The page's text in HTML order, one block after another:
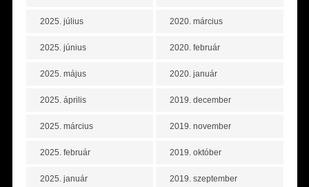
2025. július
2025. június
2025. május
2025. április
2025. március
2025. február
2025. január
2020. március
2020. február
2020. január
2019. december
2019. november
2019. október
2019. szeptember